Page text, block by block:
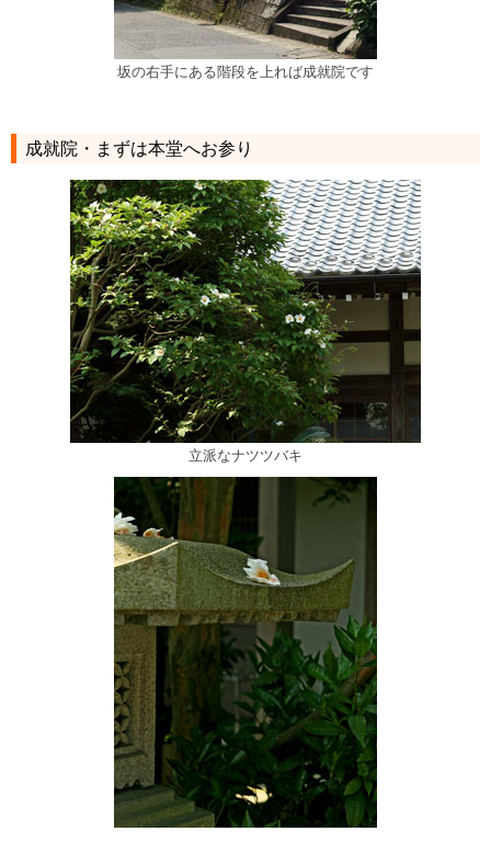
坂の右手にある階段を上れば成就院です
成就院・まずは本堂へお参り
立派なナツツバキ